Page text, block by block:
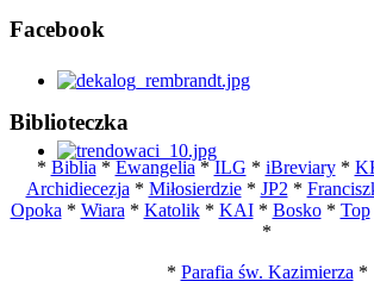
Facebook
Biblioteczka
* Biblia * Ewangelia*ILG * iBreviary*
Archidiecezja * Miłosierdzie* JP2 *
Opoka * Wiara * Katolik* KAI* Bosko* Top
*
* Parafia św. Kazimierza *